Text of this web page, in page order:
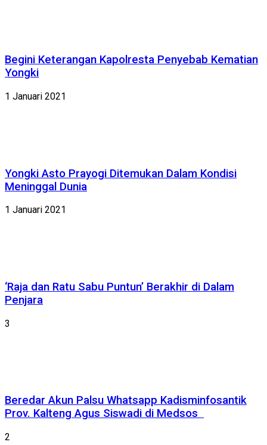
Begini Keterangan Kapolresta Penyebab Kematian
Yongki
1 Januari 2021
Yongki Asto Prayogi Ditemukan Dalam Kondisi
Meninggal Dunia
1 Januari 2021
‘Raja dan Ratu Sabu Puntun’ Berakhir di Dalam
Penjara
3
Beredar Akun Palsu Whatsapp Kadisminfosantik
Prov. Kalteng Agus Siswadi di Medsos
2